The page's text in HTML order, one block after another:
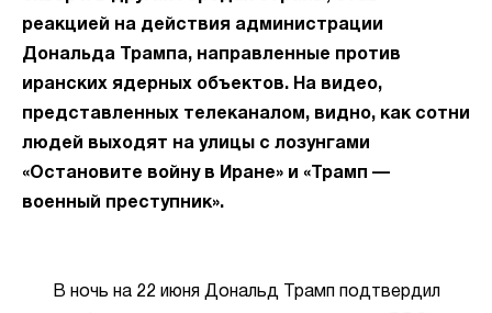
реакцией на действия администрации
Дональда Трампа, направленные против
иранских ядерных объектов. На видео,
представленных телеканалом, видно, как сотни
людей выходят на улицы с лозунгами
«Остановите войну в Иране» и «Трамп —
военный преступник».
В ночь на 22 июня Дональд Трамп подтвердил